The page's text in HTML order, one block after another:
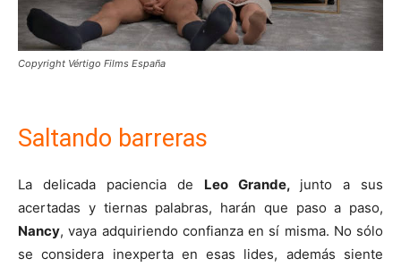
Copyright Vértigo Films España
Saltando barreras
La delicada paciencia de Leo Grande, junto a sus
acertadas y tiernas palabras, harán que paso a paso,
Nancy, vaya adquiriendo confianza en sí misma. No sólo
se considera inexperta en esas lides, además siente